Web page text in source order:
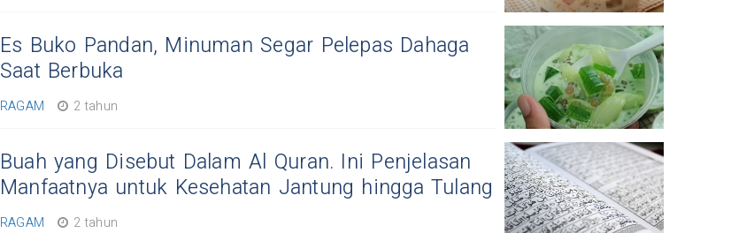
Es Buko Pandan, Minuman Segar Pelepas Dahaga
Saat Berbuka
RAGAM 2 tahun
Buah yang Disebut Dalam Al Quran. Ini Penjelasan
Manfaatnya untuk Kesehatan Jantung hingga Tulang
RAGAM 2 tahun